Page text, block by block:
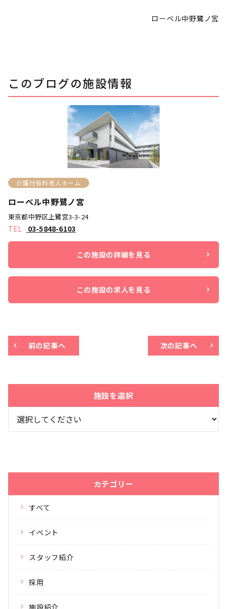
ローベル中野鷺ノ宮
このブログの施設情報
介護付有料老人ホーム
ローベル中野鷺ノ宮
東京都中野区上鷺宮3-3-24
03-5848-6103
この施設の詳細を見る
この施設の求人を見る
前の記事へ 次の記事へ
施設を選択
カテゴリー
すべて
イベント
スタッフ紹介
採用
施設紹介